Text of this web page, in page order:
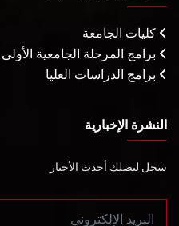
كليات الجامعة
برامج المرحلة الجامعية الأولى
برامج الدراسات العليا
النشرة الإخبارية
سجل ليصلك أحدث الأخبار